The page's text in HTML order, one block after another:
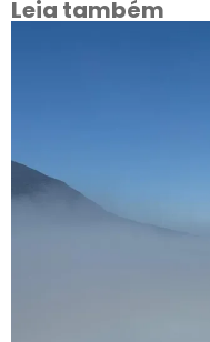
Leia também